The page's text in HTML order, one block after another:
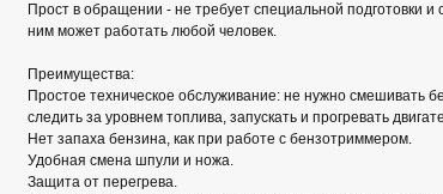
Прост в обращении - не требует специальной подготовки и
ним может работать любой человек.
Преимущества:
Простое техническое обслуживание: не нужно смешивать
следить за уровнем топлива, запускать и прогревать
Нет запаха бензина, как при работе с бензотриммером.
Удобная смена шпули и ножа.
Защита от перегрева.